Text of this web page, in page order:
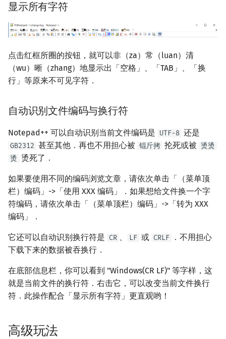
显示所有字符
点击红框所圈的按钮，就可以非（za）常（luan）清
（wu）晰（zhang）地显示出「空格」、「TAB」、「换
行」等原来不可见字符．
自动识别文件编码与换行符
Notepad++ 可以自动识别当前文件编码是 UTF-8 还是
GB2312 甚至其他．再也不用担心被 锟斤拷 抡死或被 烫烫
烫 烫死了．
如果要使用不同的编码浏览文章，请依次单击「（菜单顶
栏）编码」->「使用 XXX 编码」．如果想给文件换一个字
符编码，请依次单击「（菜单顶栏）编码」->「转为 XXX
编码」．
它还可以自动识别换行符是 CR LF 或 CRLF
．不用担心
下载下来的数据被吞换行．
在底部信息栏，你可以看到 "Windows(CR LF)" 等字样，这
就是当前文件的换行符．右击它，可以改变当前文件换行
符．此操作配合「显示所有字符」更直观哟！
高级玩法